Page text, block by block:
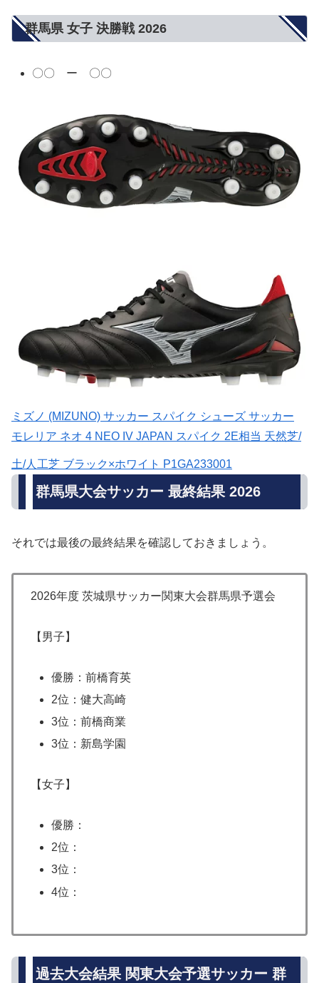
群馬県 女子 決勝戦 2026
〇〇 ー 〇〇
ミズノ (MIZUNO) サッカー スパイク シューズ サッカー
モレリア ネオ 4 NEO IV JAPAN スパイク 2E相当 天然芝/
土/人工芝 ブラック×ホワイト P1GA233001
群馬県大会サッカー 最終結果 2026
それでは最後の最終結果を確認しておきましょう。
2026年度 茨城県サッカー関東大会群馬県予選会
【男子】
優勝：前橋育英
2位：健大高崎
3位：前橋商業
3位：新島学園
【女子】
優勝：
2位：
3位：
4位：
過去大会結果 関東大会予選サッカー 群